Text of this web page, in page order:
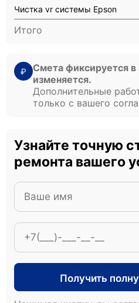
Чистка vr системы Epson
Итого
₽
Смета фиксируется в
изменяется.
Дополнительные
только с вашего
Узнайте точную
ремонта вашего
Получить